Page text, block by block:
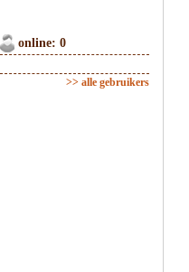
online: 0
>> alle gebruikers